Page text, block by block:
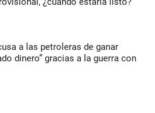
a las petroleras de ganar
dinero” gracias a la guerra con